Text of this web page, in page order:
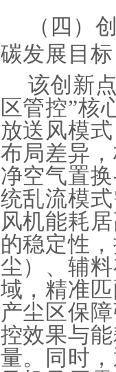
（四）
碳发展目标
该创新
区管控”核
放送风模
布局差异
净空气置
统乱流模
风机能耗
的稳定性
尘）、辅
域，精准
产尘区保
控效果与
量。同时